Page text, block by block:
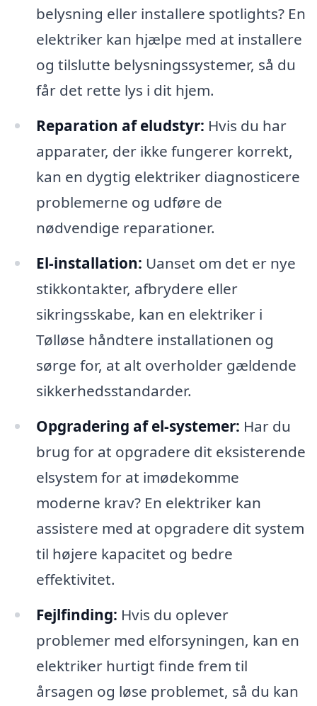
belysning eller installere spotlights? En
elektriker kan hjælpe med at installere
og tilslutte belysningssystemer, så du
får det rette lys i dit hjem.
Reparation af eludstyr: Hvis du har
apparater, der ikke fungerer korrekt,
kan en dygtig elektriker diagnosticere
problemerne og udføre de
nødvendige reparationer.
El-installation: Uanset om det er nye
stikkontakter, afbrydere eller
sikringsskabe, kan en elektriker i
Tølløse håndtere installationen og
sørge for, at alt overholder gældende
sikkerhedsstandarder.
Opgradering af el-systemer: Har du
brug for at opgradere dit eksisterende
elsystem for at imødekomme
moderne krav? En elektriker kan
assistere med at opgradere dit system
til højere kapacitet og bedre
effektivitet.
Fejlfinding: Hvis du oplever
problemer med elforsyningen, kan en
elektriker hurtigt finde frem til
årsagen og løse problemet, så du kan